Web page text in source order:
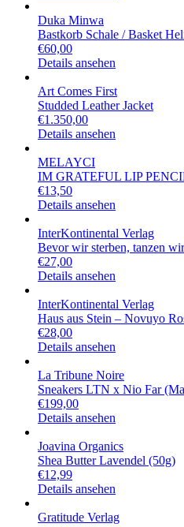
Duka Minwa
Bastkorb Schale / Basket
€60,00
Details ansehen
Art Comes First
Studded Leather Jacket
€1.350,00
Details ansehen
MELAYCI
IM GRATEFUL LIP
€13,50
Details ansehen
InterKontinental Verlag
Bevor wir sterben, tanzen
€27,00
Details ansehen
InterKontinental Verlag
Haus aus Stein – Novuyo
€28,00
Details ansehen
La Tribune Noire
Sneakers LTN x Nio Far
€199,00
Details ansehen
Joavina Organics
Shea Butter Lavendel (50g)
€12,99
Details ansehen
Gratitude Verlag